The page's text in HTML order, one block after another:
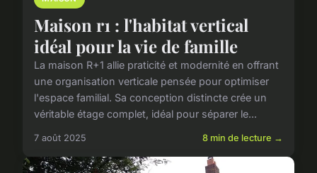
Maison r1 : l'habitat vertical
idéal pour la vie de famille
La maison R+1 allie praticité et modernité en offrant
une organisation verticale pensée pour optimiser
l'espace familial. Sa conception distincte crée un
véritable étage complet, idéal pour séparer le...
7 août 2025 8 min de lecture →